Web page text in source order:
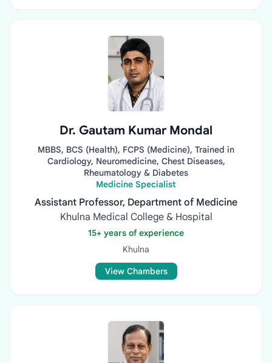
Dr. Gautam Kumar Mondal
MBBS, BCS (Health), FCPS (Medicine), Trained in
Cardiology, Neuromedicine, Chest Diseases,
Rheumatology & Diabetes
Medicine Specialist
Assistant Professor, Department of Medicine
Khulna Medical College & Hospital
15+ years of experience
Khulna
View Chambers